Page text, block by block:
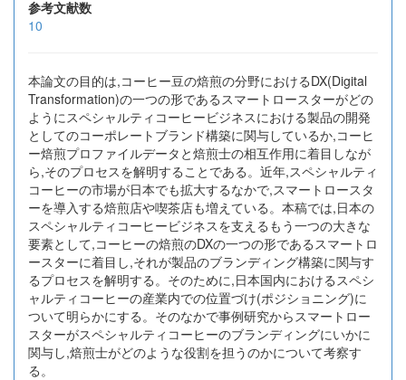
参考文献数
10
本論文の目的は,コーヒー豆の焙煎の分野におけるDX(Digital
Transformation)の一つの形であるスマートロースターがどの
ようにスペシャルティコーヒービジネスにおける製品の開発
としてのコーポレートブランド構築に関与しているか,コーヒ
ー焙煎プロファイルデータと焙煎士の相互作用に着目しなが
ら,そのプロセスを解明することである。近年,スペシャルティ
コーヒーの市場が日本でも拡大するなかで,スマートロースタ
ーを導入する焙煎店や喫茶店も増えている。本稿では,日本の
スペシャルティコーヒービジネスを支えるもう一つの大きな
要素として,コーヒーの焙煎のDXの一つの形であるスマートロ
ースターに着目し,それが製品のブランディング構築に関与す
るプロセスを解明する。そのために,日本国内におけるスペシ
ャルティコーヒーの産業内での位置づけ(ポジショニング)に
ついて明らかにする。そのなかで事例研究からスマートロー
スターがスペシャルティコーヒーのブランディングにいかに
関与し,焙煎士がどのような役割を担うのかについて考察す
る。